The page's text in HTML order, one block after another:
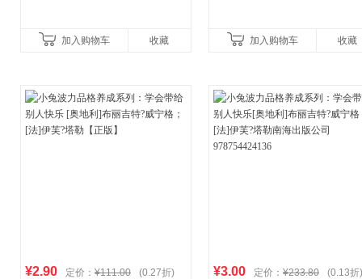
加入购物车 收藏 加入购物车 收藏
¥2.90 定价： ¥111.00
(0.27折)
¥3.00 定价： ¥233.80
(0.13折)